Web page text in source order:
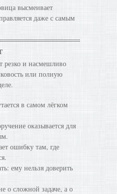
высмеивает
даже с самым
резко и насмешливо
или полную
в самом лёгком
оказывается для
ошибку там, где
ему нельзя доверить
о сложной задаче, а о